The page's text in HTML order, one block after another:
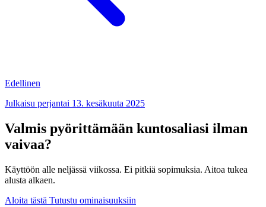
Edellinen
Julkaisu perjantai 13. kesäkuuta 2025
Valmis pyörittämään kuntosaliasi ilman
vaivaa?
Käyttöön alle neljässä viikossa. Ei pitkiä sopimuksia. Aitoa tukea
alusta alkaen.
Aloita tästä Tutustu ominaisuuksiin